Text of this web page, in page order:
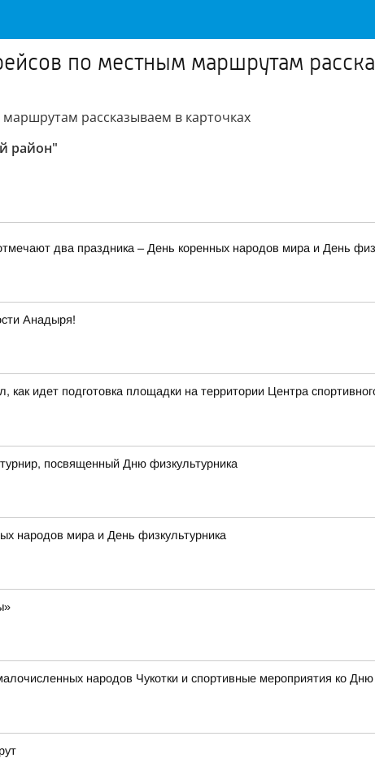
по местным маршрутам
рассказываем в карточках
район"
два праздника – День коренных народов мира и День
Анадыря!
идет подготовка площадки на территории Центра
посвященный Дню физкультурника
народов мира и День физкультурника
народов Чукотки и спортивные мероприятия ко Дню